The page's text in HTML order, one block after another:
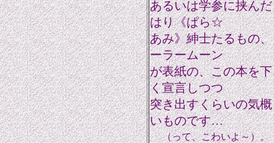
あるいは学参に挟ん
はり《ぱら☆
あみ》紳士たるもの
ーラームーン
が表紙の、この本を
く宣言しつつ
突き出すくらいの気
いものです…
（って、こわいよ～）。